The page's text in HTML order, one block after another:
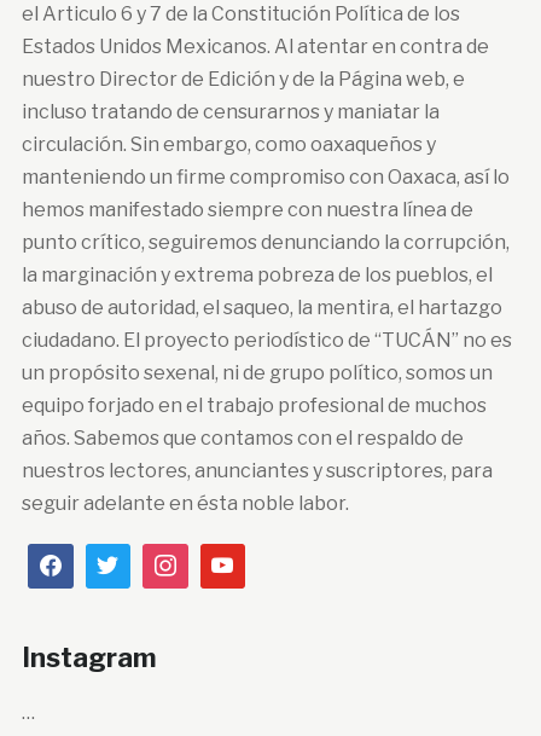
el Articulo 6 y 7 de la Constitución Política de los
Estados Unidos Mexicanos. Al atentar en contra de
nuestro Director de Edición y de la Página web, e
incluso tratando de censurarnos y maniatar la
circulación. Sin embargo, como oaxaqueños y
manteniendo un firme compromiso con Oaxaca, así lo
hemos manifestado siempre con nuestra línea de
punto crítico, seguiremos denunciando la corrupción,
la marginación y extrema pobreza de los pueblos, el
abuso de autoridad, el saqueo, la mentira, el hartazgo
ciudadano. El proyecto periodístico de “TUCÁN” no es
un propósito sexenal, ni de grupo político, somos un
equipo forjado en el trabajo profesional de muchos
años. Sabemos que contamos con el respaldo de
nuestros lectores, anunciantes y suscriptores, para
seguir adelante en ésta noble labor.
Instagram
…